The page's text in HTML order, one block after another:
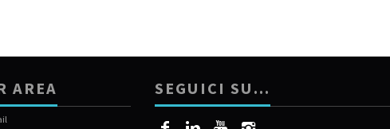
AREA SEGUICI SU…